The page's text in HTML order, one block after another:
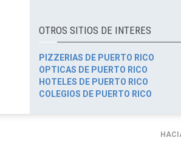
OTROS SITIOS DE INTERES
PIZZERIAS DE PUERTO RICO
OPTICAS DE PUERTO RICO
HOTELES DE PUERTO RICO
COLEGIOS DE PUERTO RICO